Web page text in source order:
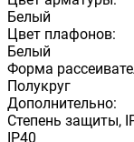
Белый
Цвет плафонов:
Белый
Форма
Полукруг
Дополнительно:
Степень защиты,
IP40